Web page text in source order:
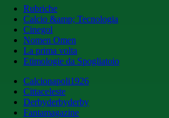
Rubriche
Calcio &amp; Tecnologia
Cinegol
Nomen Omen
La prima volta
Etimologie da Spogliatoio
Calcionapoli1926
Cittaceleste
Derbyderbyderby
Fantamagazine